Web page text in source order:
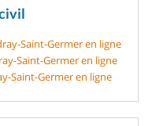
Saint-Germer en ligne
Saint-Germer en ligne
Saint-Germer en ligne